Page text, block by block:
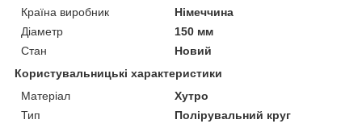
Країна виробник
Німеччина
Діаметр
150 мм
Стан
Новий
Користувальницькі характеристики
Матеріал
Хутро
Тип
Полірувальний круг